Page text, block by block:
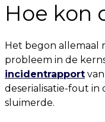
Hoe kon
Het begon allemaal
probleem in de
incidentrapport
deserialisatie-fout in
sluimerde.